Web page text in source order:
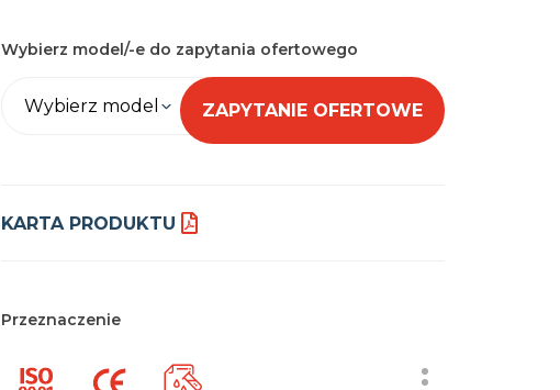
Wybierz model/-e do zapytania ofertowego
Wybierz model ZAPYTANIE OFERTOWE
KARTA PRODUKTU
Przeznaczenie